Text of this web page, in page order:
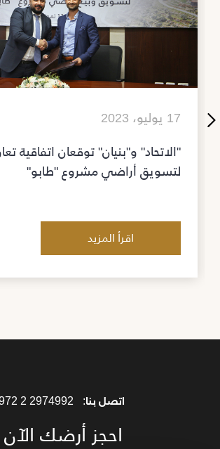
17 يوليو، 2023
"الاتحاد" و"بنيان" توقعان اتفاقية
لتسويق أراضي مشروع "طابو"
اقرأ المزيد
اتصل بنا: 2 2974992
احجز أرضك الآن